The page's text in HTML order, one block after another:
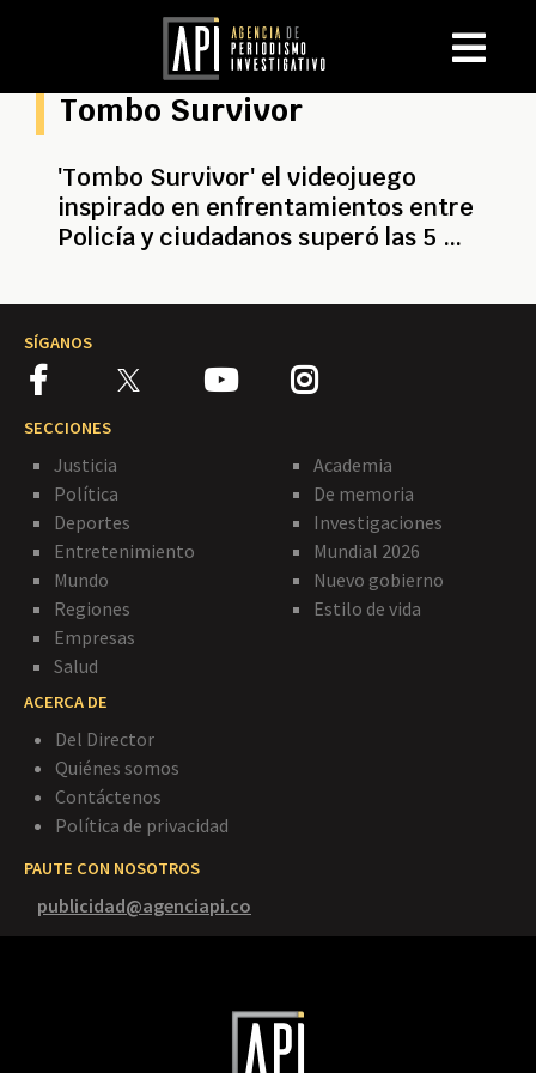
Tombo Survivor
'Tombo Survivor' el videojuego
inspirado en enfrentamientos entre
Policía y ciudadanos superó las 5 mil
SÍGANOS
SECCIONES
Justicia
Política
Deportes
Entretenimiento
Mundo
Regiones
Empresas
Salud
Academia
De memoria
Investigaciones
Mundial 2026
Nuevo gobierno
Estilo de vida
ACERCA DE
Del Director
Quiénes somos
Contáctenos
Política de privacidad
PAUTE CON NOSOTROS
publicidad@agenciapi.co